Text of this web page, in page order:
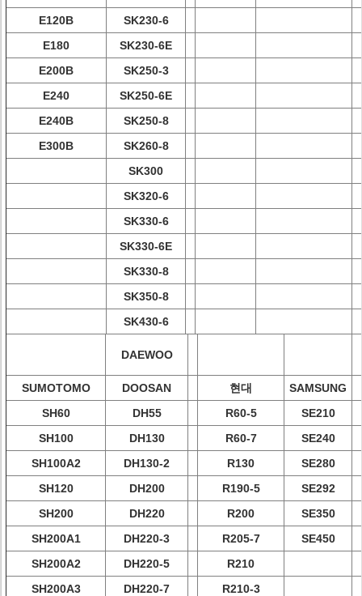
E120B
SK230-6
E180
SK230-6E
E200B
SK250-3
E240
SK250-6E
E240B
SK250-8
E300B
SK260-8
SK300
SK320-6
SK330-6
SK330-6E
SK330-8
SK350-8
SK430-6
DAEWOO
SUMOTOMO DOOSAN 현대
SAMSUNG
SH60
DH55 R60-5
SE210
SH100
DH130 R60-7
SE240
SH100A2
DH130-2 R130
SE280
SH120
DH200 R190-5
SE292
SH200
DH220 R200
SE350
SH200A1
DH220-3 R205-7
SE450
SH200A2
DH220-5
R210
SH200A3
DH220-7
R210-3